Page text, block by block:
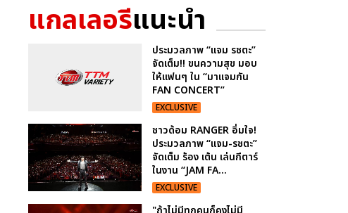
แกลเลอรีแนะนำ
ประมวลภาพ “แจม รชตะ”
จัดเต็ม!! ขนความสุข มอบ
ให้แฟนๆ ใน “มาแจมกัน
FAN CONCERT”
EXCLUSIVE
ชาวด้อม RANGER อิ่มใจ!
ประมวลภาพ “แจม-รชตะ”
จัดเต็ม ร้อง เต้น เล่นกีตาร์
ในงาน “JAM FA...
EXCLUSIVE